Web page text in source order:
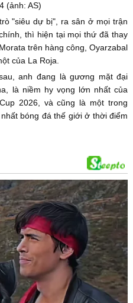
(ảnh: AS)
"siêu dự bị", ra sân ở mọi trận
thì hiện tại mọi thứ đã thay
trên hàng công, Oyarzabal
của La Roja.
anh đang là gương mặt đại
là niềm hy vọng lớn nhất của
2026, và cũng là một trong
bóng đá thế giới ở thời điểm